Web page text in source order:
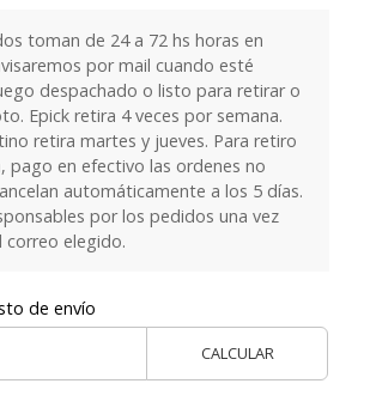
toman de 24 a 72 hs horas en
por mail cuando esté
despachado o listo para retirar o
Epick retira 4 veces por semana.
retira martes y jueves. Para retiro
pago en efectivo las ordenes no
automáticamente a los 5 días.
por los pedidos una vez
correo elegido.
de envío
CALCULAR